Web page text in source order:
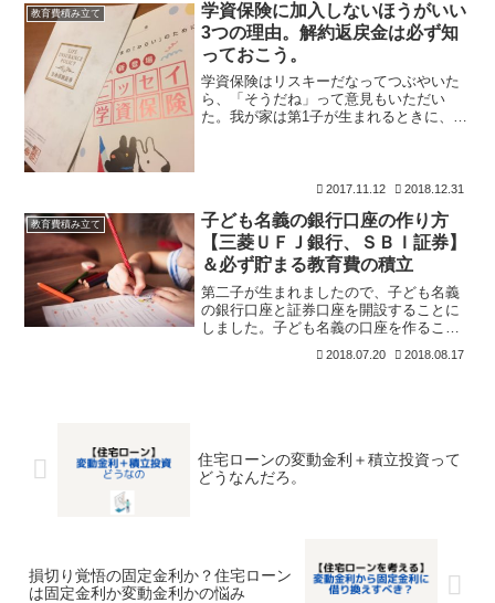
きます。「教育費が高額＝すぐにいるお
金」ではないんですね。多く
教育費積み立て
学資保険に加入しないほうがいい
3つの理由。解約返戻金は必ず知
っておこう。
学資保険はリスキーだなってつぶやいた
ら、「そうだね」って意見もいただい
た。我が家は第1子が生まれるときに、ソ
ると、教育費の積立に頭
2017.11.12 2018.12.31
教育費積み立て
子ども名義の銀行口座の作り方
【三菱ＵＦＪ銀行、ＳＢＩ証券】
＆必ず貯まる教育費の積立
第二子が生まれましたので、子ども名義
の銀行口座と証券口座を開設することに
しました。子ども名義の口座を作ること
ません。口座別に管理するとわかりやす
2018.07.20 2018.08.17
住宅ローンの変動金利＋積立投資って
どうなんだろ。
損切り覚悟の固定金利か？住宅ローン
は固定金利か変動金利かの悩み